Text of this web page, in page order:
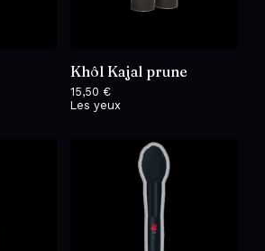
Khôl Kajal prune
15,50 €
Les yeux